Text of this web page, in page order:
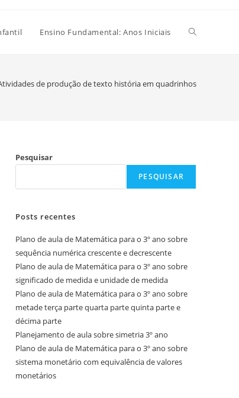
Ensino Fundamental: Anos Iniciais Alternar
site
de produção de texto história em quadrinhos
Pesquisar
PESQUISAR
Posts recentes
Plano de aula de Matemática para o 3º ano sobre
sequência numérica crescente e decrescente
Plano de aula de Matemática para o 3º ano sobre
significado de medida e unidade de medida
Plano de aula de Matemática para o 3º ano sobre
metade terça parte quarta parte quinta parte e
décima parte
Planejamento de aula sobre simetria 3º ano
Plano de aula de Matemática para o 3º ano sobre
sistema monetário com equivalência de valores
monetários